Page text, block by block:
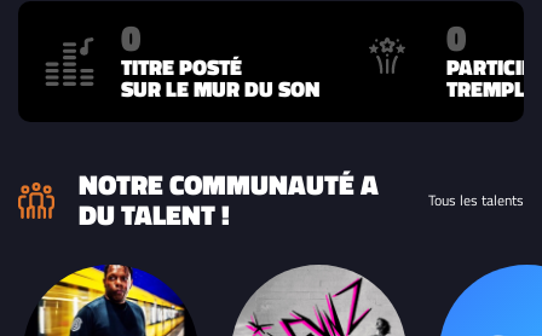
0
TITRE POSTÉ
SUR LE MUR DU SON
0
NOTRE COMMUNAUTÉ A
DU TALENT ! Tous les talents